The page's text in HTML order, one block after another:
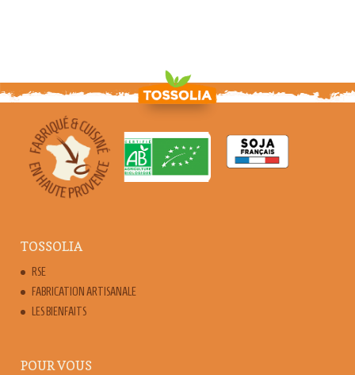
TOSSOLIA
RSE
FABRICATION ARTISANALE
LES BIENFAITS
POUR VOUS